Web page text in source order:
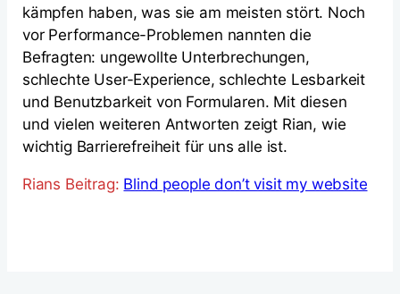
kämpfen haben, was sie am meisten stört. Noch
vor Performance-Problemen nannten die
Befragten: ungewollte Unterbrechungen,
schlechte User-Experience, schlechte Lesbarkeit
und Benutzbarkeit von Formularen. Mit diesen
und vielen weiteren Antworten zeigt Rian, wie
wichtig Barrierefreiheit für uns alle ist.
Rians Beitrag: Blind people don’t visit my website